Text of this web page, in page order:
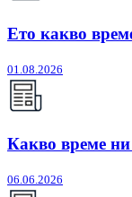
Ето какво
01.08.2026
Какво време
06.06.2026